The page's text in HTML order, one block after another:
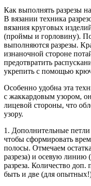
Как выполнять разрезы
В вязании техника
вязания круговых
(проймы и горловину).
выполняются разрезы.
изнаночной стороне
предотвратить
укрепить с помощью
Особенно удобна эта
с жаккардовым узором,
лицевой стороны, что
узору.
1. Дополнительные петли
чтобы сформировать
полосы. Отмечаем
разреза) и осевую линию
разреза. Количество
быть и две (для